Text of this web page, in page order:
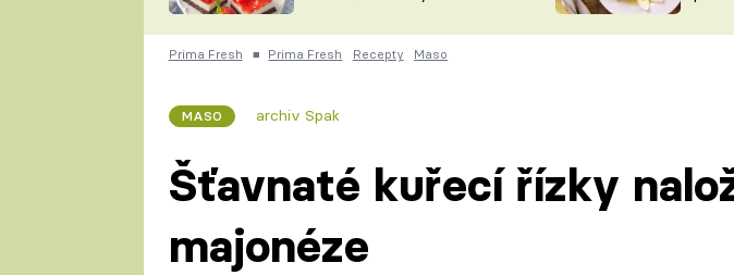
ČESKO NA TALÍŘI
KUCHAŘKA
VYCHYTÁVKY
Prima Fresh ■ Prima Fresh Recepty Maso
MASO archiv Spak
Šťavnaté kuřecí řízky
majonéze